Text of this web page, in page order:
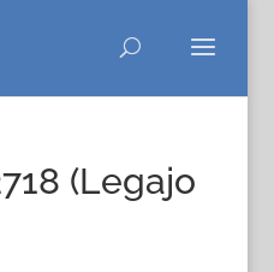
(Legajo